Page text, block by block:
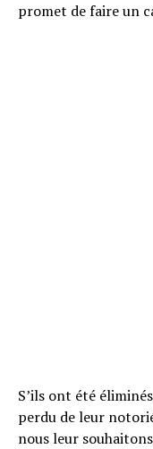
promet de faire un
S’ils ont été
perdu de leur
nous leur